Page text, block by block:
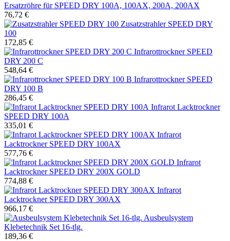
Ersatzröhre für SPEED DRY 100A, 100AX, 200A, 200AX
76,72 €
Zusatzstrahler SPEED DRY
100
172,85 €
Infrarottrockner SPEED
DRY 200 C
548,64 €
Infrarottrockner SPEED
DRY 100 B
286,45 €
Infrarot Lacktrockner
SPEED DRY 100A
335,01 €
Infrarot
Lacktrockner SPEED DRY 100AX
577,76 €
Infrarot
Lacktrockner SPEED DRY 200X GOLD
774,88 €
Infrarot
Lacktrockner SPEED DRY 300AX
966,17 €
Ausbeulsystem
Klebetechnik Set 16-tlg.
189,36 €